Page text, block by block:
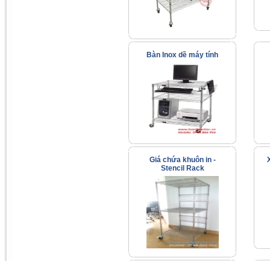
Bàn Inox dề máy tính
Giá chứa khuôn in -
Stencil Rack